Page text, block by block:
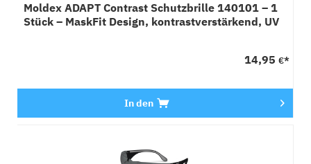
Moldex ADAPT Contrast Schutzbrille 140101 – 1
Stück – MaskFit Design, kontrastverstärkend, UV
14,95 €*
In den